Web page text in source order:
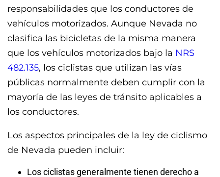
responsabilidades que los conductores de
vehículos motorizados. Aunque Nevada no
clasifica las bicicletas de la misma manera
que los vehículos motorizados bajo la NRS
482.135, los ciclistas que utilizan las vías
públicas normalmente deben cumplir con la
mayoría de las leyes de tránsito aplicables a
los conductores.
Los aspectos principales de la ley de ciclismo
de Nevada pueden incluir:
Los ciclistas generalmente tienen derecho a